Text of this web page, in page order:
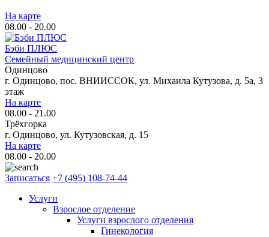
На карте
08.00 - 20.00
Бэби ПЛЮС
Семейный медицинский центр
Одинцово
г. Одинцово, пос. ВНИИССОК, ул. Михаила Кутузова, д. 5а, 3
этаж
На карте
08.00 - 21.00
Трёхгорка
г. Одинцово, ул. Кутузовская, д. 15
На карте
08.00 - 20.00
Записаться +7 (495) 108-74-44
Услуги
Взрослое отделение
Услуги взрослого отделения
Гинекология